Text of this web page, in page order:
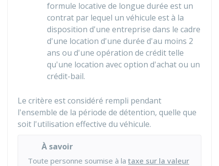
formule locative de longue durée est un
contrat par lequel un véhicule est à la
disposition d'une entreprise dans le cadre
d'une location d'une durée d'au moins 2
ans ou d'une opération de crédit telle
qu'une location avec option d'achat ou un
crédit-bail.
Le critère est considéré rempli pendant
l'ensemble de la période de détention, quelle que
soit l'utilisation effective du véhicule.
À savoir
Toute personne soumise à la taxe sur la valeur